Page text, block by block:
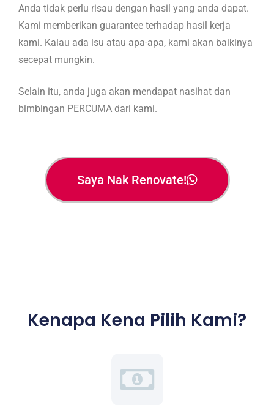
Anda tidak perlu risau dengan hasil yang anda dapat.
Kami memberikan guarantee terhadap hasil kerja
kami. Kalau ada isu atau apa-apa, kami akan baikinya
secepat mungkin.
Selain itu, anda juga akan mendapat nasihat dan
bimbingan PERCUMA dari kami.
Saya Nak Renovate!
Kenapa Kena Pilih Kami?